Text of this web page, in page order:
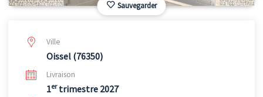
Sauvegarder
Ville
Oissel (76350)
Livraison
1ertrimestre 2027